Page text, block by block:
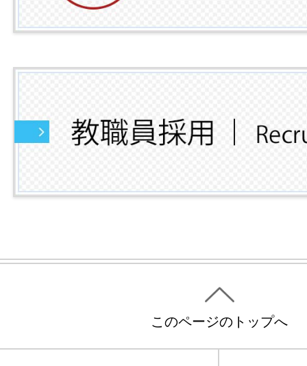
このページのトップへ